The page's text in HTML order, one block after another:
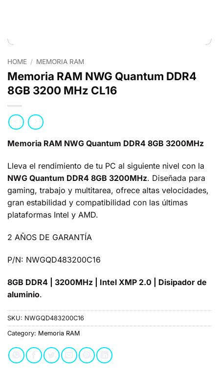
HOME / MEMORIA RAM
Memoria RAM NWG Quantum DDR4
8GB 3200 MHz CL16
Memoria RAM NWG Quantum DDR4 8GB 3200MHz
Lleva el rendimiento de tu PC al siguiente nivel con la
NWG Quantum DDR4 8GB 3200MHz. Diseñada para
gaming, trabajo y multitarea, ofrece altas velocidades,
gran estabilidad y compatibilidad con las últimas
plataformas Intel y AMD.
2 AÑOS DE GARANTÍA
P/N: NWGQD483200C16
8GB DDR4 | 3200MHz | Intel XMP 2.0 | Disipador de
aluminio.
SKU: NWGQD483200C16
Category: Memoria RAM